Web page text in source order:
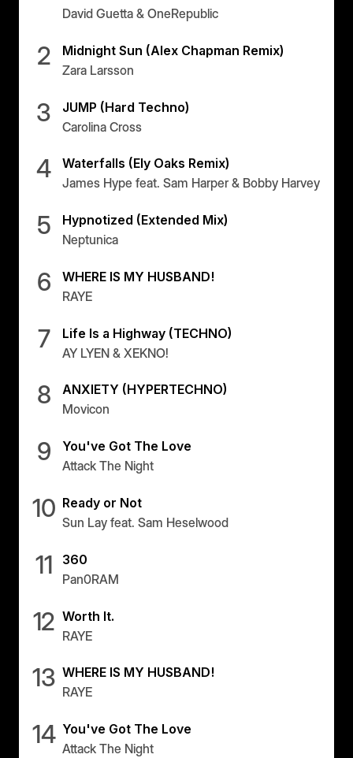
David Guetta & OneRepublic
2
Midnight Sun (Alex Chapman Remix)
Zara Larsson
3
JUMP (Hard Techno)
Carolina Cross
4
Waterfalls (Ely Oaks Remix)
James Hype feat. Sam Harper & Bobby Harvey
5
Hypnotized (Extended Mix)
Neptunica
6
WHERE IS MY HUSBAND!
RAYE
7
Life Is a Highway (TECHNO)
AY LYEN & XEKNO!
8
ANXIETY (HYPERTECHNO)
Movicon
9
You've Got The Love
Attack The Night
10 Ready or Not
Sun Lay feat. Sam Heselwood
11
360
Pan0RAM
12 Worth It.
RAYE
13 WHERE IS MY HUSBAND!
RAYE
14 You've Got The Love
Attack The Night